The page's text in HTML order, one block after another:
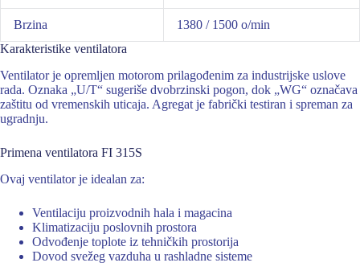
Brzina
1380 / 1500 o/min
Karakteristike ventilatora
Ventilator je opremljen motorom prilagođenim za industrijske uslove
rada. Oznaka „U/T“ sugeriše dvobrzinski pogon, dok „WG“ označava
zaštitu od vremenskih uticaja. Agregat je fabrički testiran i spreman za
ugradnju.
Primena ventilatora FI 315S
Ovaj ventilator je idealan za:
Ventilaciju proizvodnih hala i magacina
Klimatizaciju poslovnih prostora
Odvođenje toplote iz tehničkih prostorija
Dovod svežeg vazduha u rashladne sisteme